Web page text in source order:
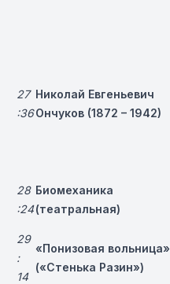
27
:36
Николай Евгеньевич
Ончуков (1872 – 1942)
28
:24
Биомеханика
(театральная)
29
:
14
«Понизовая вольница»
(«Стенька Разин»)